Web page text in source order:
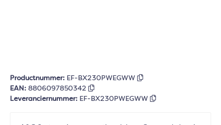
Productnummer: EF-BX230PWEGWW
EAN: 8806097850342
Leveranciernummer: EF-BX230PWEGWW